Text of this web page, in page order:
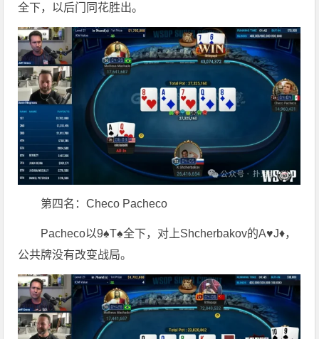
全下，以后门同花胜出。
第四名：Checo Pacheco
Pacheco以9♠T♠全下，对上Shcherbakov的A♥J♦，
公共牌没有改变战局。